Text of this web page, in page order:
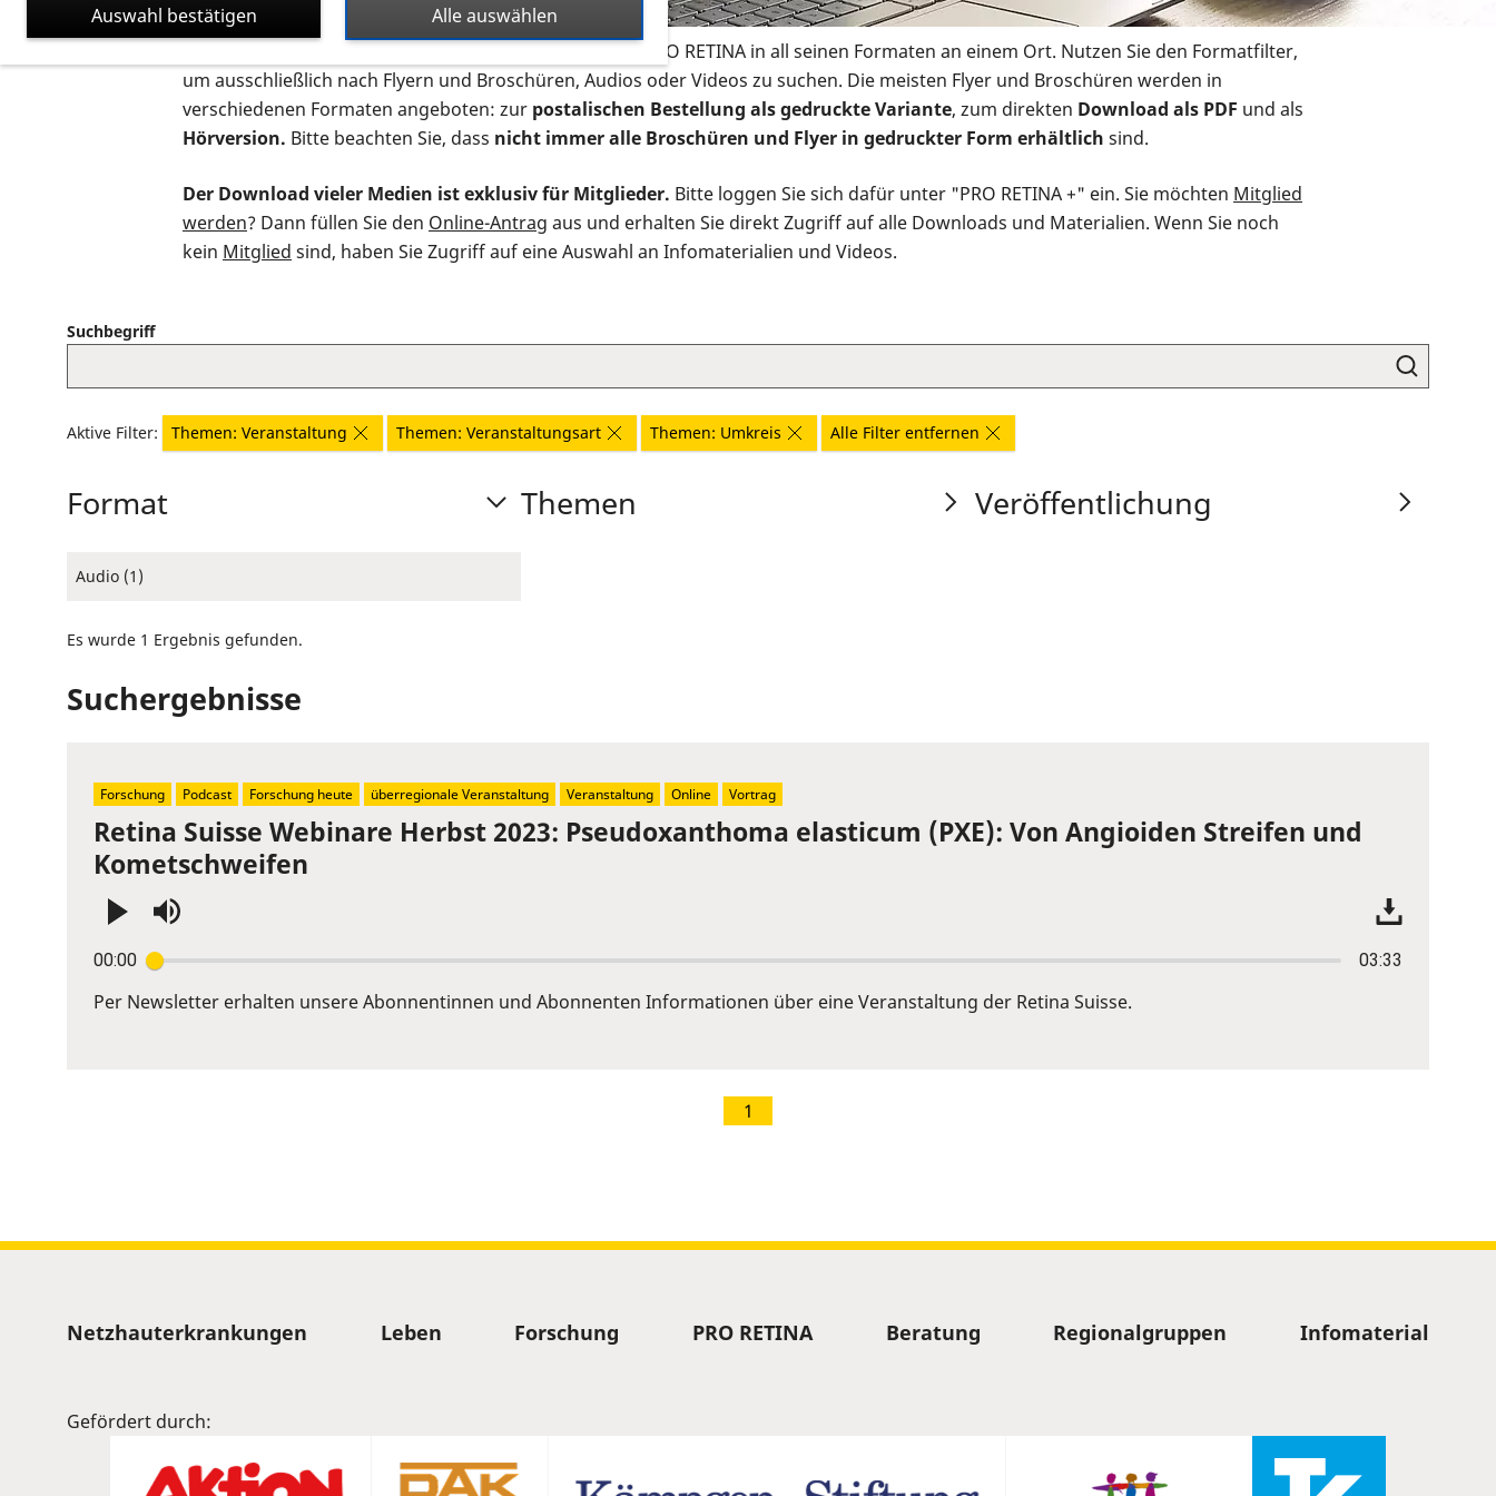
Auf dieser Seite finden Sie sämtliches Infomaterial der PRO RETINA in all seinen Formaten an einem Ort. Nutzen Sie den Formatfilter,
um ausschließlich nach Flyern und Broschüren, Audios oder Videos zu suchen. Die meisten Flyer und Broschüren werden in
verschiedenen Formaten angeboten: zur postalischen Bestellung als gedruckte Variante, zum direkten Download als PDF und als
Hörversion. Bitte beachten Sie, dass nicht immer alle Broschüren und Flyer in gedruckter Form erhältlich sind.
Der Download vieler Medien ist exklusiv für Mitglieder. Bitte loggen Sie sich dafür unter "PRO RETINA +" ein. Sie möchten Mitglied
werden? Dann füllen Sie den Online-Antrag aus und erhalten Sie direkt Zugriff auf alle Downloads und Materialien. Wenn Sie noch
kein Mitglied sind, haben Sie Zugriff auf eine Auswahl an Infomaterialien und Videos.
Suchbegriff
Aktive Filter: Themen: Veranstaltung Themen: Veranstaltungsart Themen: Umkreis Alle Filter entfernen
Format
Audio (1)
Themen Veröffentlichung
Es wurde 1 Ergebnis gefunden.
Suchergebnisse
Retina Suisse Webinare Herbst 2023: Pseudoxanthoma elasticum (PXE): Von Angioiden Streifen und
Kometschweifen
00:00 03:33
Enter
or
Per Newsletter erhalten unsere Abonnentinnen und Abonnenten Informationen über eine Veranstaltung der Retina Suisse.
Forschung Podcast Forschung heute überregionale Veranstaltung Veranstaltung Online Vortrag
1
Sitemap
Netzhauterkrankungen Leben Forschung PRO RETINA Beratung Regionalgruppen Infomaterial
Gefördert durch:
Alle auswählen
Auswahl bestätigen